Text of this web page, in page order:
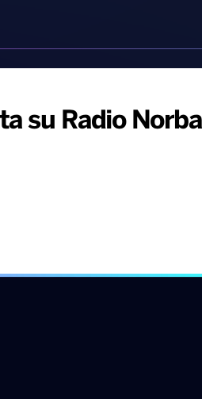
su Radio Norba